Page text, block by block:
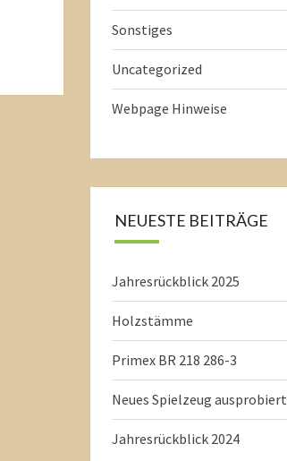
Sonstiges
Uncategorized
Webpage Hinweise
NEUESTE BEITRÄGE
Jahresrückblick 2025
Holzstämme
Primex BR 218 286-3
Neues Spielzeug ausprobiert
Jahresrückblick 2024